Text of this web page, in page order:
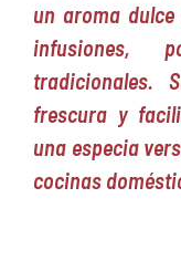
un aroma
infusiones,
tradicionales.
frescura y
una especia
cocinas